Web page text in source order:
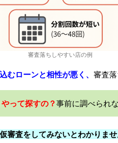
審査落ちしやすい店の例
むローンと相性が悪く、 審査
って探すの？事前に調べられ
仮審査をしてみないとわかりませ